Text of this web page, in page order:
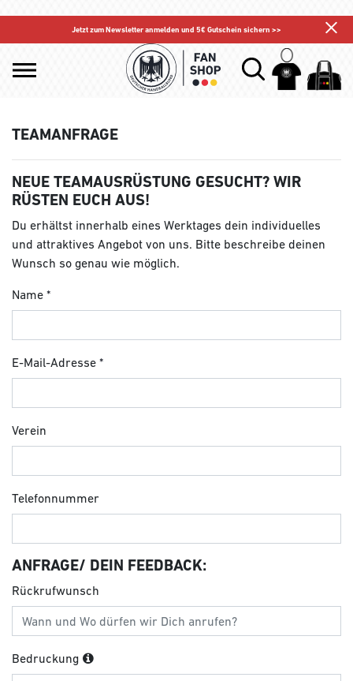
Jetzt zum Newsletter anmelden und 5€ Gutschein sichern >>
TEAMANFRAGE
NEUE TEAMAUSRÜSTUNG GESUCHT? WIR
RÜSTEN EUCH AUS!
Du erhältst innerhalb eines Werktages dein individuelles
und attraktives Angebot von uns. Bitte beschreibe deinen
Wunsch so genau wie möglich.
Name
E-Mail-Adresse
Verein
Telefonnummer
ANFRAGE/ DEIN FEEDBACK:
Rückrufwunsch
Bedruckung